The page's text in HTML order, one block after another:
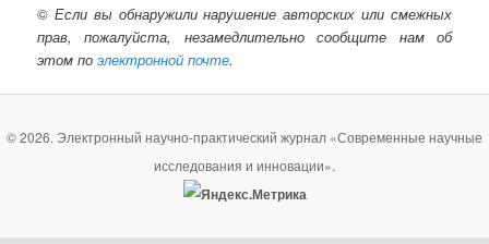
© Если вы обнаружили нарушение авторских или смежных
прав, пожалуйста, незамедлительно сообщите нам об
этом поэлектронной почте.
© 2026. Электронный научно-практический журнал «Современные научные
исследования и инновации».